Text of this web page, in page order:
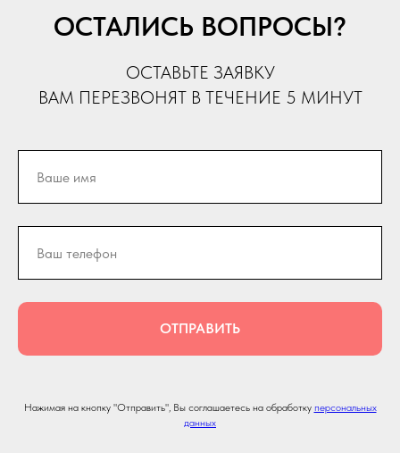
ОСТАЛИСЬ ВОПРОСЫ?
ОСТАВЬТЕ ЗАЯВКУ
ВАМ ПЕРЕЗВОНЯТ В ТЕЧЕНИЕ 5 МИНУТ
ОТПРАВИТЬ
Нажимая на кнопку "Отправить", Вы соглашаетесь на обработку персональных
данных